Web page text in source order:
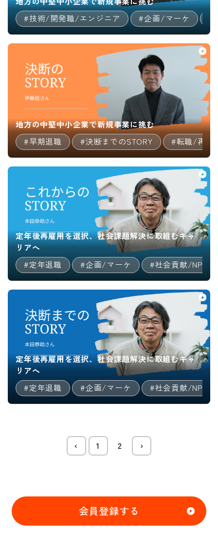
#技術/開発職/エンジニア
#企画/マーケ
地方の中堅中小企業で新規事業に挑む
#早期退職
#決断までのSTORY #転職/再就
定年後再雇用を選択、社会課題解決に取組むキャ
リアへ
#定年退職
#企画/マーケ #社会貢献/NPO
定年後再雇用を選択、社会課題解決に取組むキャ
リアへ
#定年退職
#企画/マーケ #社会貢献/NPO
‹ 1 2 ›
会員登録する